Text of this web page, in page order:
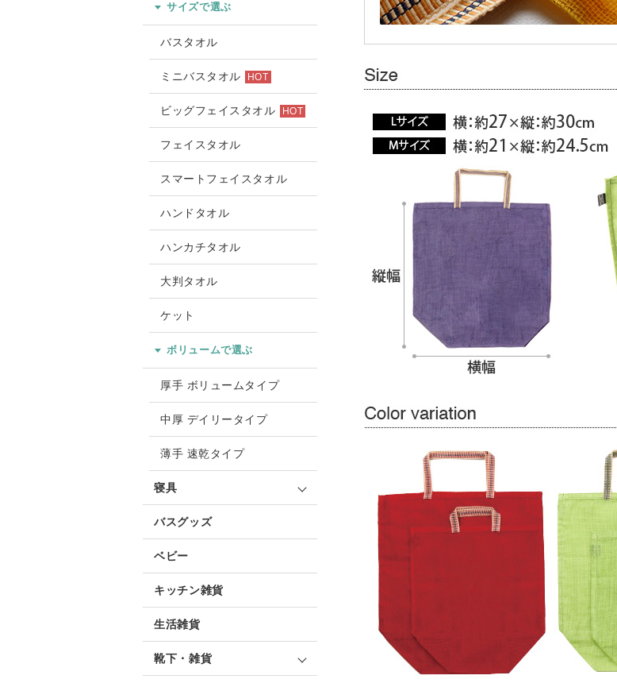
サイズで選ぶ
バスタオル
ミニバスタオル HOT
ビッグフェイスタオル HOT
フェイスタオル
スマートフェイスタオル
ハンドタオル
ハンカチタオル
大判タオル
ケット
ボリュームで選ぶ
厚手 ボリュームタイプ
中厚 デイリータイプ
薄手 速乾タイプ
寝具
バスグッズ
ベビー
キッチン雑貨
生活雑貨
靴下・雑貨